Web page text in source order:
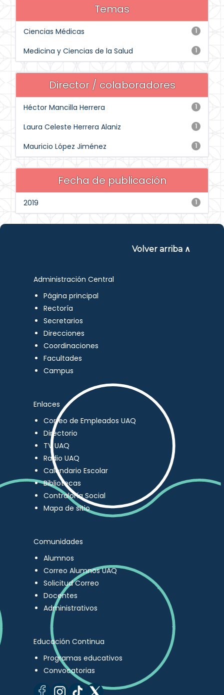
Temas
1
Ciencias Médicas
1
Medicina y Ciencias de la Salud
Director / colaboradores
1
Héctor Mancilla Herrera
1
Laura Celeste Herrera Alaniz
1
Mauricio López Jiménez
Fecha de publicación
1
2019
Volver arriba ∧
Administración Central
Página principal
Rectoría
Secretarios
Direcciones
Coordinaciones
Facultades
Campus
Enlaces
Correo de Empleados UAQ
Directorio
TV UAQ
Radio UAQ
Calendario Escolar
Bibliotecas
Contraloría Social
Mapa de sitio
Comunidades
Alumnos
Correo Alumnos UAQ
Solicitud Correo
Docentes
Administrativos
Educación Continua
Programas educativos
Convocatorias